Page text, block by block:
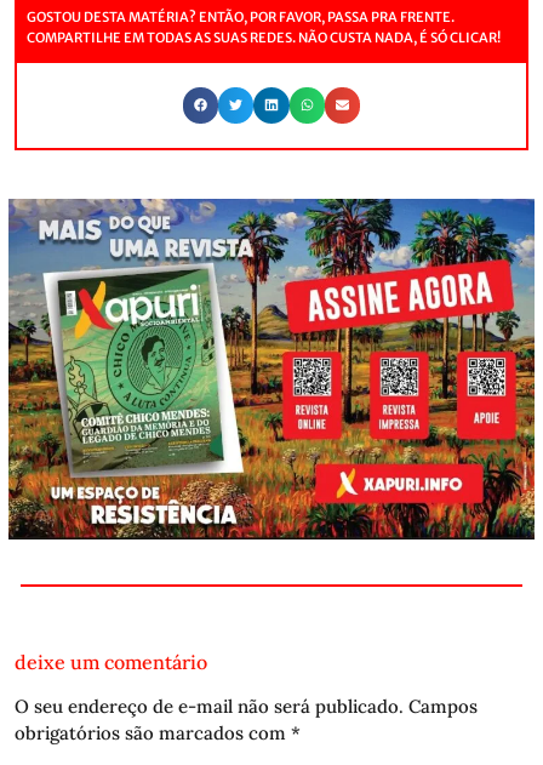
GOSTOU DESTA MATÉRIA? ENTÃO, POR FAVOR, PASSA PRA FRENTE.
COMPARTILHE EM TODAS AS SUAS REDES. NÃO CUSTA NADA, É SÓ CLICAR!
deixe um comentário
O seu endereço de e-mail não será publicado. Campos
obrigatórios são marcados com *